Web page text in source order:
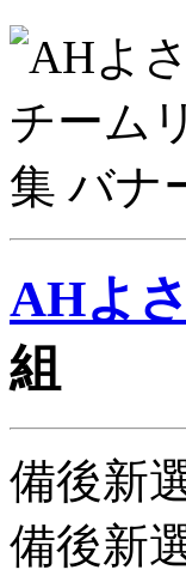
AHよ
組
備後新
備後新